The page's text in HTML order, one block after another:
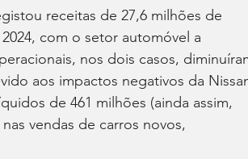
receitas de 27,6 milhões de
com o setor automóvel a
nos dois casos,
aos impactos negativos da
de 461 milhões (ainda assim,
vendas de carros novos,